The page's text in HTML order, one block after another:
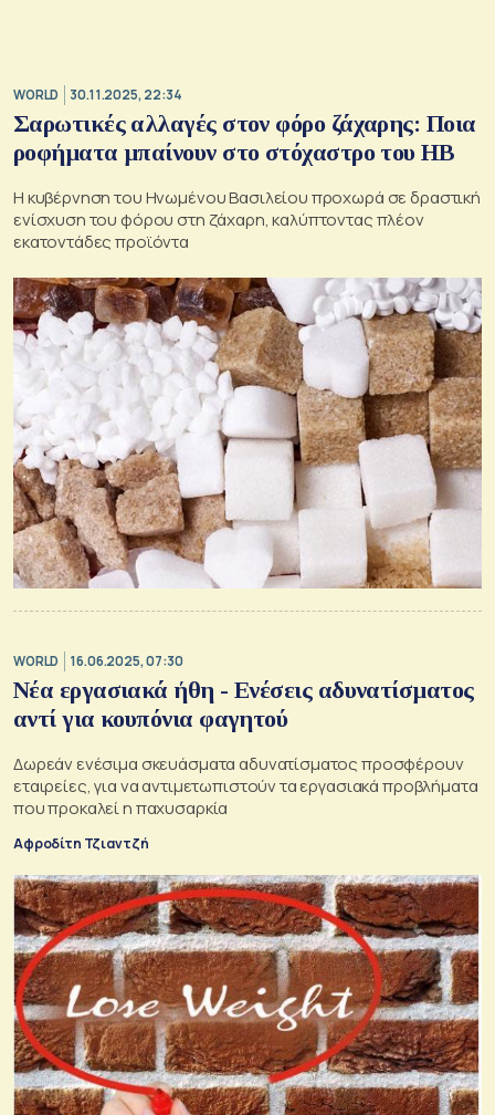
WORLD 30.11.2025, 22:34
Σαρωτικές αλλαγές στον φόρο ζάχαρης: Ποια
ροφήματα μπαίνουν στο στόχαστρο του ΗΒ
Η κυβέρνηση του Ηνωμένου Βασιλείου προχωρά σε δραστική
ενίσχυση του φόρου στη ζάχαρη, καλύπτοντας πλέον
εκατοντάδες προϊόντα
WORLD 16.06.2025, 07:30
Νέα εργασιακά ήθη - Ενέσεις αδυνατίσματος
αντί για κουπόνια φαγητού
Δωρεάν ενέσιμα σκευάσματα αδυνατίσματος προσφέρουν
εταιρείες, για να αντιμετωπιστούν τα εργασιακά προβλήματα
που προκαλεί η παχυσαρκία
Αφροδίτη Τζιαντζή